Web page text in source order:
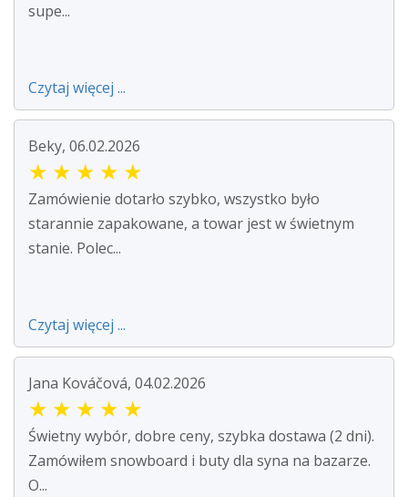
supe...
Czytaj więcej ...
Beky, 06.02.2026
★ ★ ★ ★ ★
Zamówienie dotarło szybko, wszystko było
starannie zapakowane, a towar jest w świetnym
stanie. Polec...
Czytaj więcej ...
Jana Kováčová, 04.02.2026
★ ★ ★ ★ ★
Świetny wybór, dobre ceny, szybka dostawa (2 dni).
Zamówiłem snowboard i buty dla syna na bazarze.
O...